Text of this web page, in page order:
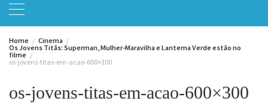
Home
Cinema
Os Jovens Titãs: Superman, Mulher-Maravilha e Lanterna Verde estão no
filme
os-jovens-titas-em-acao-600×300
os-jovens-titas-em-acao-600×300